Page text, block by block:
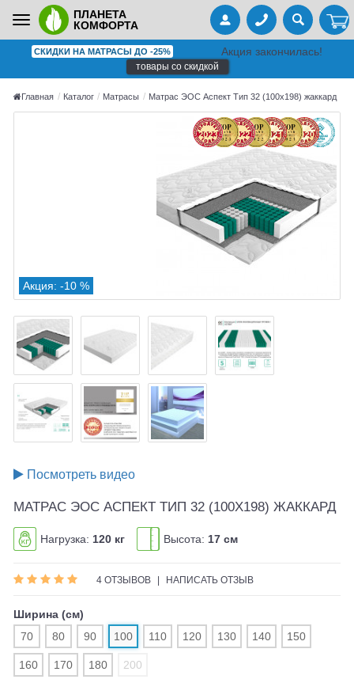
Toggle
navigation
ПЛАНЕТА
КОМФОРТА
СКИДКИ НА МАТРАСЫ ДО -25% Акция закончилась!
товары со скидкой
Главная Каталог Матрасы Матрас ЭОС Аспект Тип 32 (100x198) жаккард
Акция: -10 %
Посмотреть видео
МАТРАС ЭОС АСПЕКТ ТИП 32 (100X198) ЖАККАРД
Нагрузка: 120 кг Высота: 17 см
4 ОТЗЫВОВ НАПИСАТЬ ОТЗЫВ
Ширина (см)
70
80 90 100 110 120 130 140 150
160 170 180 200